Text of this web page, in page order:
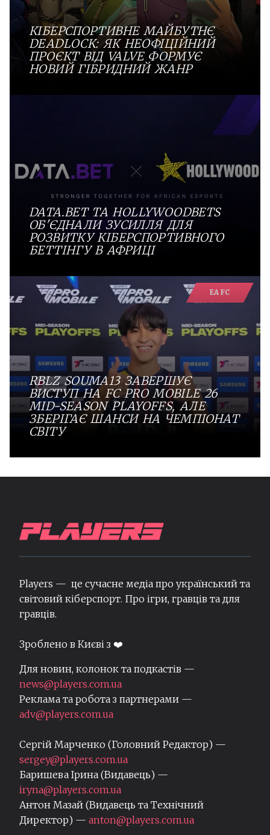
КІБЕРСПОРТИВНЕ МАЙБУТНЄ
DEADLOCK: ЯК НЕОФІЦІЙНИЙ
ПРОЄКТ ВІД VALVE ФОРМУЄ
НОВИЙ ГІБРИДНИЙ ЖАНР
DATA.BET ТА HOLLYWOODBETS
ОБ'ЄДНАЛИ ЗУСИЛЛЯ ДЛЯ
РОЗВИТКУ КІБЕРСПОРТИВНОГО
БЕТТІНГУ В АФРИЦІ
EA FC
RBLZ SOUMA13 ЗАВЕРШУЄ
ВИСТУП НА FC PRO MOBILE 26
MID-SEASON PLAYOFFS, АЛЕ
ЗБЕРІГАЄ ШАНСИ НА ЧЕМПІОНАТ
СВІТУ
Players — це сучасне медіа про український та
світовий кіберспорт. Про ігри, гравців та для
гравців.
Зроблено в Києві з ❤️
Для новин, колонок та подкастів —
news@players.com.ua
Реклама та робота з партнерами —
adv@players.com.ua
Сергій Марченко (Головний Редактор) —
sergey@players.com.ua
Баришева Ірина (Видавець) —
iryna@players.com.ua
Антон Мазай (Видавець та Технічний
Директор) — anton@players.com.ua